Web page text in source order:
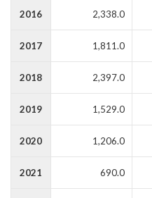
2016 2,338.0
2017 1,811.0
2018 2,397.0
2019 1,529.0
2020 1,206.0
2021 690.0